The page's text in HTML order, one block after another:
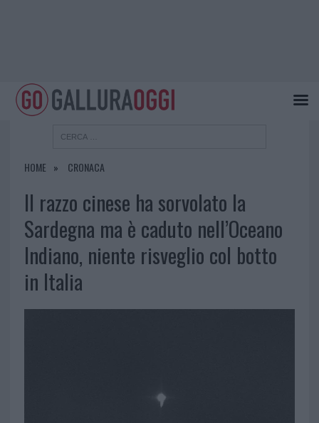
HOME CRONACA
Il razzo cinese ha sorvolato la
Sardegna ma è caduto nell’Oceano
Indiano, niente risveglio col botto
in Italia